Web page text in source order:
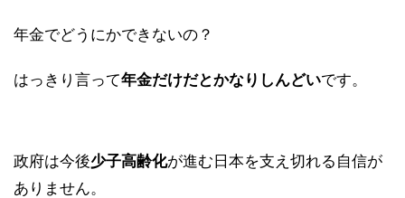
年金でどうにかできないの？
はっきり言って年金だけだとかなりしんどいです。
政府は今後少子高齢化が進む日本を支え切れる自信が
ありません。